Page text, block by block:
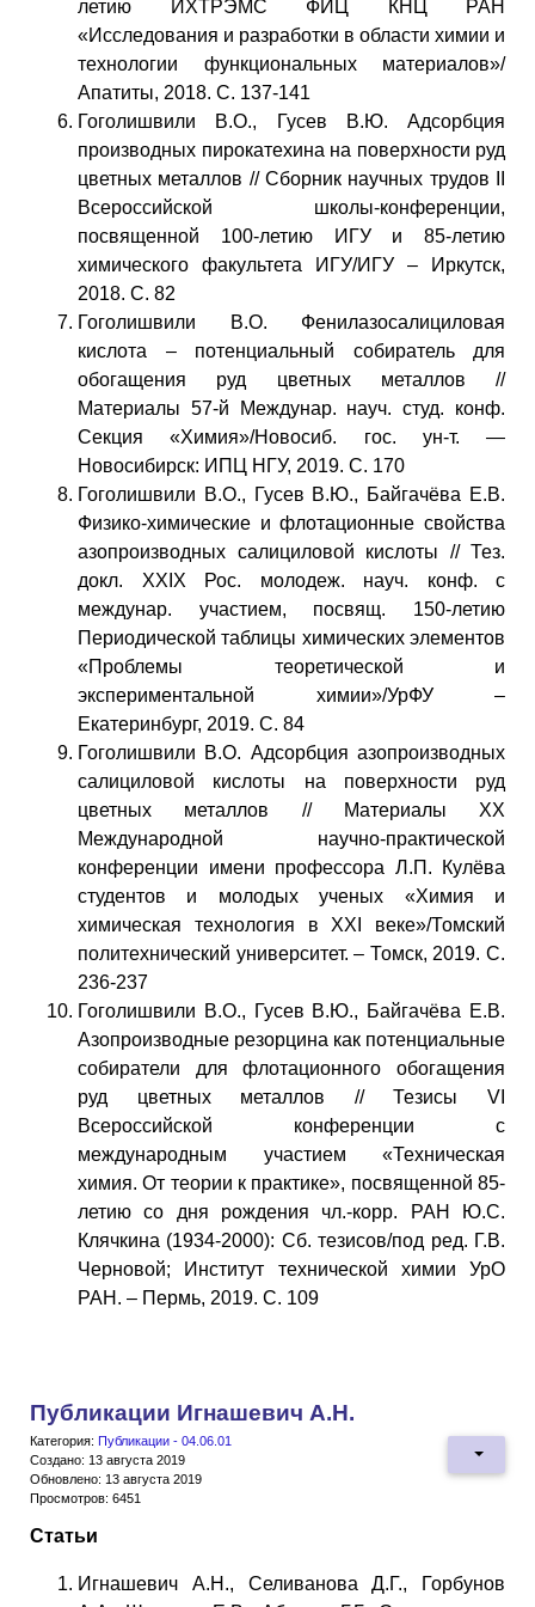
летию ИХТРЭМС ФИЦ КНЦ РАН
«Исследования и разработки в области химии и
технологии функциональных материалов»/
Апатиты, 2018. С. 137-141
Гоголишвили В.О., Гусев В.Ю. Адсорбция
производных пирокатехина на поверхности руд
цветных металлов // Сборник научных трудов II
Всероссийской школы-конференции,
посвященной 100-летию ИГУ и 85-летию
химического факультета ИГУ/ИГУ – Иркутск,
2018. С. 82
Гоголишвили В.О. Фенилазосалициловая
кислота – потенциальный собиратель для
обогащения руд цветных металлов //
Материалы 57-й Междунар. науч. студ. конф.
Секция «Химия»/Новосиб. гос. ун-т. —
Новосибирск: ИПЦ НГУ, 2019. С. 170
Гоголишвили В.О., Гусев В.Ю., Байгачёва Е.В.
Физико-химические и флотационные свойства
азопроизводных салициловой кислоты // Тез.
докл. XXIX Рос. молодеж. науч. конф. с
междунар. участием, посвящ. 150-летию
Периодической таблицы химических элементов
«Проблемы теоретической и
экспериментальной химии»/УрФУ –
Екатеринбург, 2019. С. 84
Гоголишвили В.О. Адсорбция азопроизводных
салициловой кислоты на поверхности руд
цветных металлов // Материалы XX
Международной научно-практической
конференции имени профессора Л.П. Кулёва
студентов и молодых ученых «Химия и
химическая технология в XXI веке»/Томский
политехнический университет. – Томск, 2019. С.
236-237
Гоголишвили В.О., Гусев В.Ю., Байгачёва Е.В.
Азопроизводные резорцина как потенциальные
собиратели для флотационного обогащения
руд цветных металлов // Тезисы VI
Всероссийской конференции с
международным участием «Техническая
химия. От теории к практике», посвященной 85-
летию со дня рождения чл.-корр. РАН Ю.С.
Клячкина (1934-2000): Сб. тезисов/под ред. Г.В.
Черновой; Институт технической химии УрО
РАН. – Пермь, 2019. С. 109
Публикации Игнашевич А.Н.
Категория: Публикации - 04.06.01
Создано: 13 августа 2019
Обновлено: 13 августа 2019
Просмотров: 6451
Статьи
Игнашевич А.Н., Селиванова Д.Г., Горбунов